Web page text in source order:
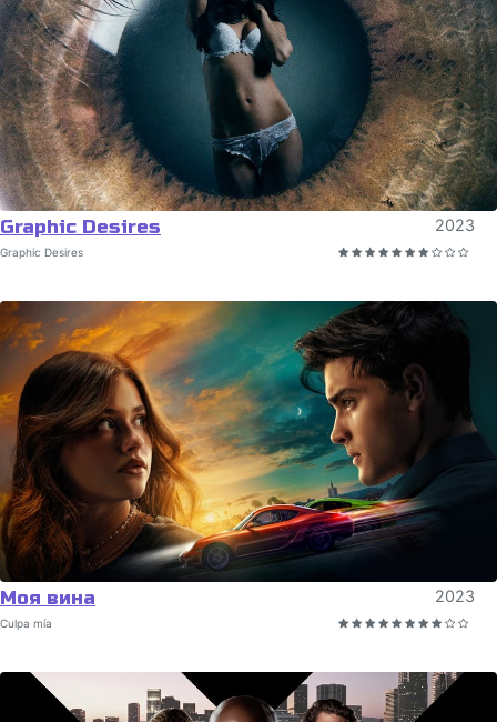
Graphic Desires 2023
Graphic Desires
Моя вина 2023
Culpa mía